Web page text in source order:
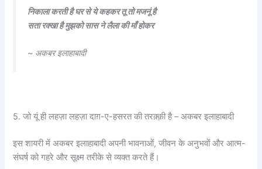
निकाला करती है घर से ये कहकर तू तो मजनूं है
सता रक्खा है मुझको सास ने लैला की माँ होकर
~ अकबर इलाहाबादी
5. जो यूं ही लहज़ा लहज़ा दाग़-ए-हसरत की तरक़्क़ी है – अकबर इलाहाबादी
इस शायरी में अकबर इलाहाबादी अपनी भावनाओं, जीवन के अनुभवों और आत्म-
संघर्ष को गहरे और सूक्ष्म तरीके से व्यक्त करते हैं।